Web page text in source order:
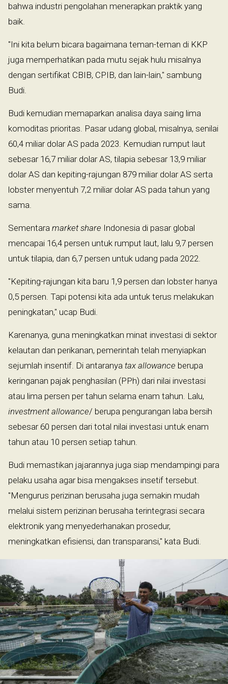
bahwa industri pengolahan menerapkan praktik yang
baik.
"Ini kita belum bicara bagaimana teman-teman di KKP
juga memperhatikan pada mutu sejak hulu misalnya
dengan sertifikat CBIB, CPIB, dan lain-lain," sambung
Budi.
Budi kemudian memaparkan analisa daya saing lima
komoditas prioritas. Pasar udang global, misalnya, senilai
60,4 miliar dolar AS pada 2023. Kemudian rumput laut
sebesar 16,7 miliar dolar AS, tilapia sebesar 13,9 miliar
dolar AS dan kepiting-rajungan 879 miliar dolar AS serta
lobster menyentuh 7,2 miliar dolar AS pada tahun yang
sama.
Sementara market share Indonesia di pasar global
mencapai 16,4 persen untuk rumput laut, lalu 9,7 persen
untuk tilapia, dan 6,7 persen untuk udang pada 2022.
"Kepiting-rajungan kita baru 1,9 persen dan lobster hanya
0,5 persen. Tapi potensi kita ada untuk terus melakukan
peningkatan," ucap Budi.
Karenanya, guna meningkatkan minat investasi di sektor
kelautan dan perikanan, pemerintah telah menyiapkan
sejumlah insentif. Di antaranya tax allowance berupa
keringanan pajak penghasilan (PPh) dari nilai investasi
atau lima persen per tahun selama enam tahun. Lalu,
investment allowance/ berupa pengurangan laba bersih
sebesar 60 persen dari total nilai investasi untuk enam
tahun atau 10 persen setiap tahun.
Budi memastikan jajarannya juga siap mendampingi para
pelaku usaha agar bisa mengakses insetif tersebut.
"Mengurus perizinan berusaha juga semakin mudah
melalui sistem perizinan berusaha terintegrasi secara
elektronik yang menyederhanakan prosedur,
meningkatkan efisiensi, dan transparansi," kata Budi.